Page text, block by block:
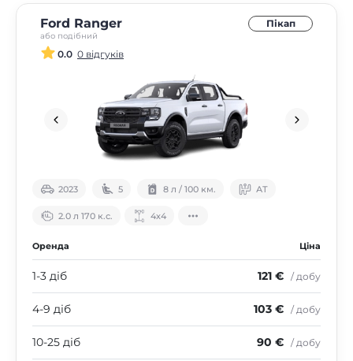
Ford Ranger
або подібний
Пікап
0.0 0 відгуків
2023 5 8 л / 100 км. АТ
2.0 л 170 к.с. 4х4
Оренда Ціна
1-3 діб 121 € / добу
4-9 діб 103 € / добу
10-25 діб 90 € / добу